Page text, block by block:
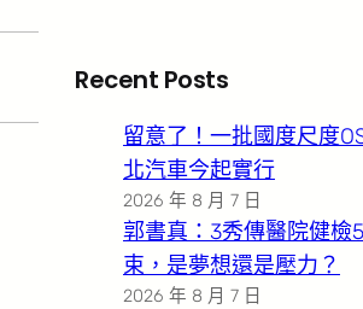
Recent Posts
留意了！一批國度尺度
北汽車今起實行
2026 年 8 月 7 日
郭書真：3秀傳醫院健檢
束，是夢想還是壓力？
2026 年 8 月 7 日